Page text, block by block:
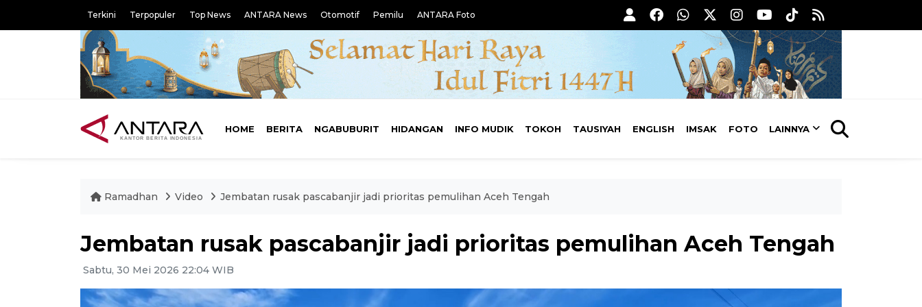
Terkini Terpopuler Top News ANTARA News Otomotif Pemilu ANTARA Foto
HOME BERITA NGABUBURIT HIDANGAN INFO MUDIK TOKOH TAUSIYAH ENGLISH IMSAK FOTO LAINNYA
Ramadhan Video Jembatan rusak pascabanjir jadi prioritas pemulihan Aceh Tengah
Jembatan rusak pascabanjir jadi prioritas pemulihan Aceh Tengah
Sabtu, 30 Mei 2026 22:04 WIB